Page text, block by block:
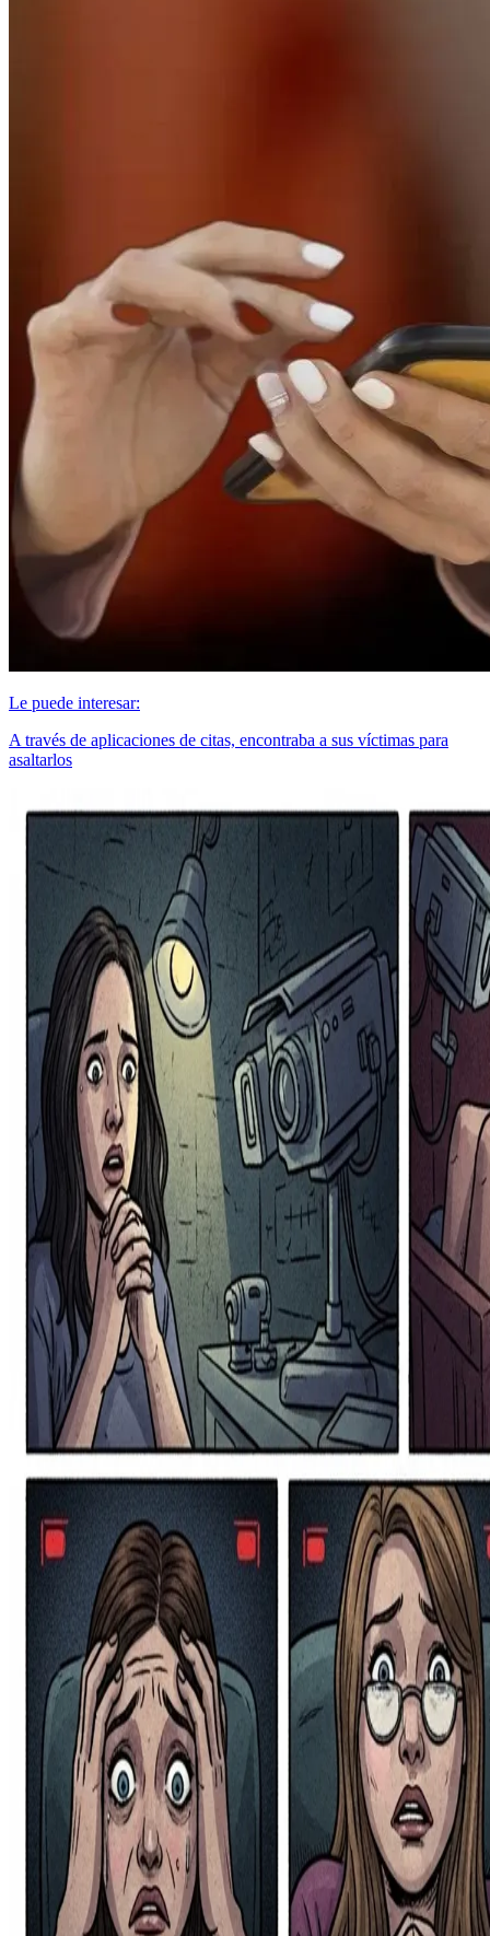
Le puede interesar:
A través de aplicaciones de citas, encontraba a sus víctimas para
asaltarlos